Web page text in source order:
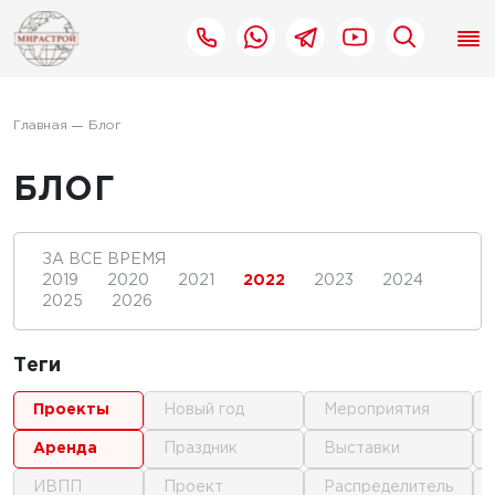
Главная Блог
БЛОГ
ЗА ВСЕ ВРЕМЯ
2019
2020 2021 2022 2023
2024
2025
2026
Теги
проекты
аренда
ИВПП
новый год
праздник
проект
мероприятия
выставки
распределитель